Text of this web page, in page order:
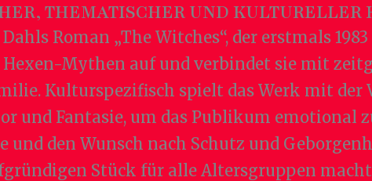
THEMATISCHER UND KULTURELLER
Roman „The Witches“, der erstmals
Mythen auf und verbindet sie mit
Kulturspezifisch spielt das Werk mit der
und Fantasie, um das Publikum emotional
den Wunsch nach Schutz und
Stück für alle Altersgruppen